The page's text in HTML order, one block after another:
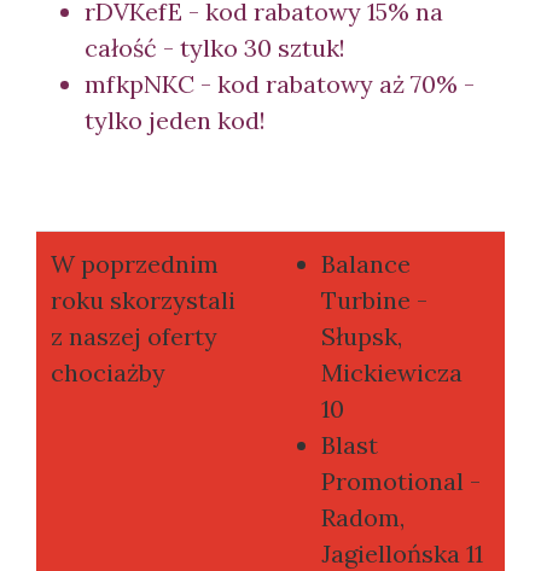
rDVKefE - kod rabatowy 15% na
całość - tylko 30 sztuk!
mfkpNKC - kod rabatowy aż 70% -
tylko jeden kod!
W poprzednim
roku skorzystali
z naszej oferty
chociażby
Balance
Turbine -
Słupsk,
Mickiewicza
10
Blast
Promotional -
Radom,
Jagiellońska 11